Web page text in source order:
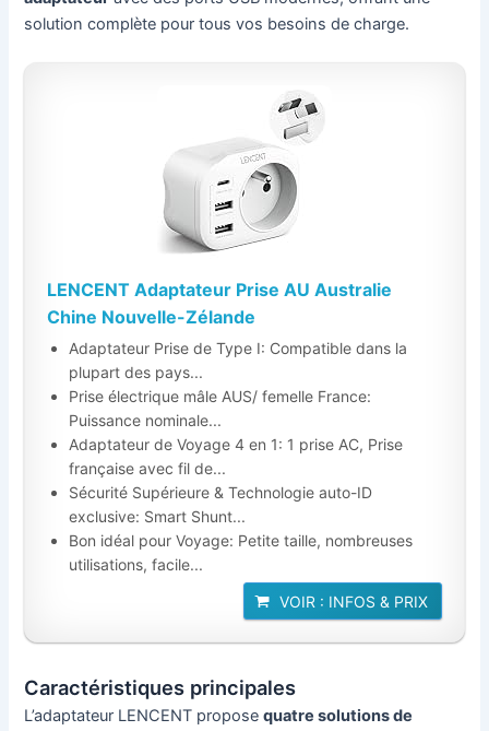
solution complète pour tous vos besoins de charge.
LENCENT Adaptateur Prise AU Australie
Chine Nouvelle-Zélande
Adaptateur Prise de Type I: Compatible dans la
plupart des pays...
Prise électrique mâle AUS/ femelle France:
Puissance nominale...
Adaptateur de Voyage 4 en 1: 1 prise AC, Prise
française avec fil de...
Sécurité Supérieure & Technologie auto-ID
exclusive: Smart Shunt...
Bon idéal pour Voyage: Petite taille, nombreuses
utilisations, facile...
VOIR : INFOS & PRIX
Caractéristiques principales
L’adaptateur LENCENT proposequatre solutions de